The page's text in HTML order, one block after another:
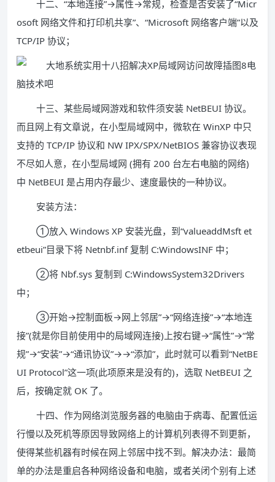
十二、“本地连接”→属性→常规，检查是否安装了“Micr
osoft 网络文件和打印机共享”、“Microsoft 网络客户端”以及
TCP/IP 协议；
十三、某些局域网游戏和软件须安装 NetBEUI 协议。
而且网上有文章说，在小型局域网中，微软在 WinXP 中只
支持的 TCP/IP 协议和 NW IPX/SPX/NetBIOS 兼容协议表现
不尽如人意，在小型局域网 (拥有 200 台左右电脑的网络)
中 NetBEUI 是占用内存最少、速度最快的一种协议。
安装方法：
①放入 Windows XP 安装光盘，到“valueaddMsft et
etbeui”目录下将 Netnbf.inf 复制 C:WindowsINF 中；
②将 Nbf.sys 复制到 C:WindowsSystem32Drivers
中；
③开始→控制面板→网上邻居”→“网络连接”→“本地连
接”(就是你目前使用中的局域网连接)上按右键→“属性”→“常
规”→“安装”→“通讯协议”→→“添加”，此时就可以看到“NetBE
UI Protocol”这一项(此项原来是没有的)，选取 NetBEUI 之
后，按确定就 OK 了。
十四、作为网络浏览服务器的电脑由于病毒、配置低运
行慢以及死机等原因导致网络上的计算机列表得不到更新，
使得某些机器有时候在网上邻居中找不到。解决办法：最简
单的办法是重启各种网络设备和电脑，或者关闭个别有上述